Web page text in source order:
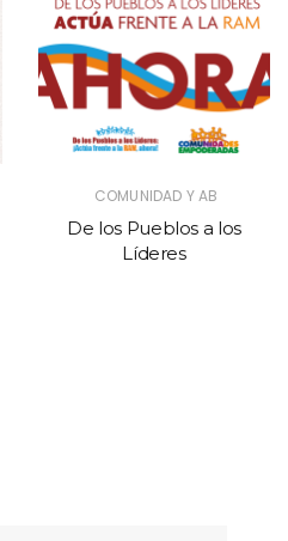
COMUNIDAD Y AB
De los Pueblos a los
Líderes